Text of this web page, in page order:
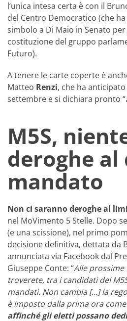
l’unica intesa certa è con il
del Centro Democratico (che
simbolo a Di Maio in Senato
costituzione del gruppo
Futuro).
A tenere le carte coperte è
Matteo Renzi, che ha
settembre e si dichiara pronto “
M5S,
deroghe al
mandato
Non ci saranno deroghe al
nel MoVimento 5 Stelle. Dopo
(e una scissione), nel primo
decisione definitiva, dettata da
annunciata via Facebook dal
Giuseppe Conte: “Alle
troverete, tra i candidati del
mandati. Non cambia […] la
è imposto dalla prima ora come
affinché gli eletti possano